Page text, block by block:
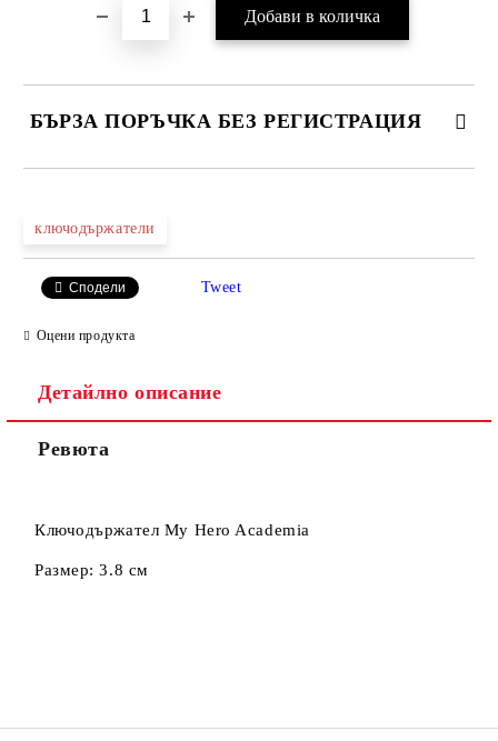
БЪРЗА ПОРЪЧКА БЕЗ РЕГИСТРАЦИЯ
Съгласен съм с
Ние ще се свържем с вас в рамките на работния ден.
ключодържатели
Сподели Tweet
Оцени продукта
Детайлно описание
Ревюта
Ключодържател My Hero Academia
Размер: 3.8 см